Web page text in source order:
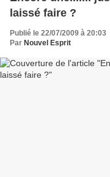
laissé faire ?
Publié le 22/07/2009 à 20:03
Par Nouvel Esprit